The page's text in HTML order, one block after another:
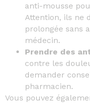
anti-mousse
Attention, ils ne
prolongée sans
médecin.
Prendre des
contre les
demander
pharmacien.
Vous pouvez